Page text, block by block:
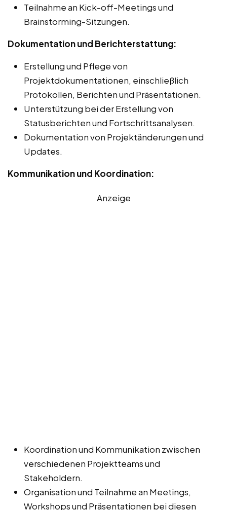
Teilnahme an Kick-off-Meetings und
Brainstorming-Sitzungen.
Dokumentation und Berichterstattung:
Erstellung und Pflege von
Projektdokumentationen, einschließlich
Protokollen, Berichten und Präsentationen.
Unterstützung bei der Erstellung von
Statusberichten und Fortschrittsanalysen.
Dokumentation von Projektänderungen und
Updates.
Kommunikation und Koordination:
Anzeige
Koordination und Kommunikation zwischen
verschiedenen Projektteams und
Stakeholdern.
Organisation und Teilnahme an Meetings,
Workshops und Präsentationen bei diesen